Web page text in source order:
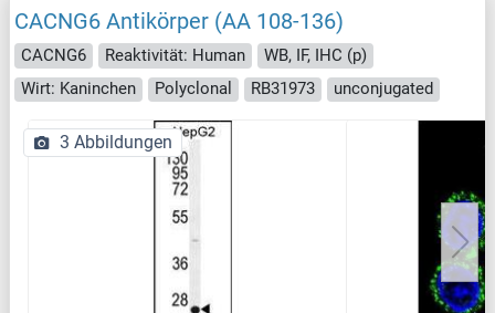
CACNG6 Antikörper (AA 108-136)
CACNG6 Reaktivität: Human
WB, IF, IHC (p)
Wirt: Kaninchen
Polyclonal RB31973 unconjugated
3 Abbildungen